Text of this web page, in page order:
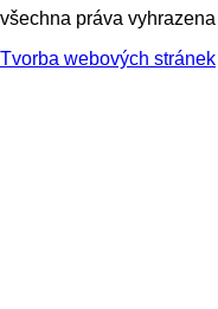
všechna práva
Tvorba webových stránek